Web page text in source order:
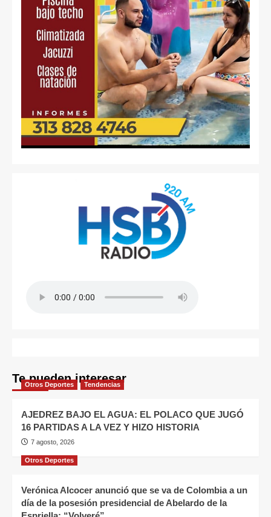
Te pueden interesar
Otros Deportes Tendencias
AJEDREZ BAJO EL AGUA: EL POLACO QUE JUGÓ
16 PARTIDAS A LA VEZ Y HIZO HISTORIA
7 agosto, 2026
Otros Deportes
Verónica Alcocer anunció que se va de Colombia a un
día de la posesión presidencial de Abelardo de la